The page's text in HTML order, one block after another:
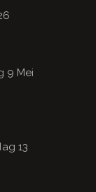
9 Mei
13